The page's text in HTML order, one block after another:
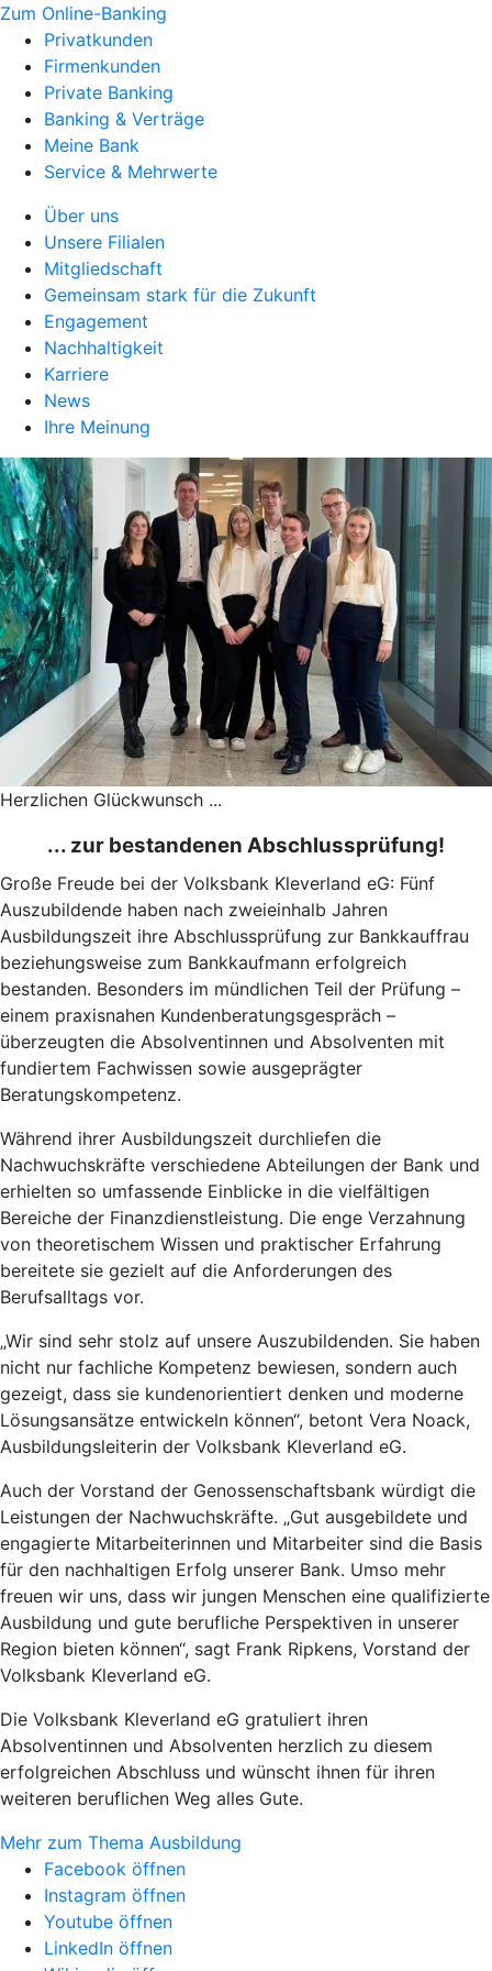
Zum Online-Banking
Privatkunden
Firmenkunden
Private Banking
Banking & Verträge
Meine Bank
Service & Mehrwerte
Über uns
Unsere Filialen
Mitgliedschaft
Gemeinsam stark für die Zukunft
Engagement
Nachhaltigkeit
Karriere
News
Ihre Meinung
Herzlichen Glückwunsch ...
... zur bestandenen Abschlussprüfung!
Große Freude bei der Volksbank Kleverland eG: Fünf
Auszubildende haben nach zweieinhalb Jahren
Ausbildungszeit ihre Abschlussprüfung zur Bankkauffrau
beziehungsweise zum Bankkaufmann erfolgreich
bestanden. Besonders im mündlichen Teil der Prüfung –
einem praxisnahen Kundenberatungsgespräch –
überzeugten die Absolventinnen und Absolventen mit
fundiertem Fachwissen sowie ausgeprägter
Beratungskompetenz.
Während ihrer Ausbildungszeit durchliefen die
Nachwuchskräfte verschiedene Abteilungen der Bank und
erhielten so umfassende Einblicke in die vielfältigen
Bereiche der Finanzdienstleistung. Die enge Verzahnung
von theoretischem Wissen und praktischer Erfahrung
bereitete sie gezielt auf die Anforderungen des
Berufsalltags vor.
„Wir sind sehr stolz auf unsere Auszubildenden. Sie haben
nicht nur fachliche Kompetenz bewiesen, sondern auch
gezeigt, dass sie kundenorientiert denken und moderne
Lösungsansätze entwickeln können“, betont Vera Noack,
Ausbildungsleiterin der Volksbank Kleverland eG.
Auch der Vorstand der Genossenschaftsbank würdigt die
Leistungen der Nachwuchskräfte. „Gut ausgebildete und
engagierte Mitarbeiterinnen und Mitarbeiter sind die Basis
für den nachhaltigen Erfolg unserer Bank. Umso mehr
freuen wir uns, dass wir jungen Menschen eine qualifizierte
Ausbildung und gute berufliche Perspektiven in unserer
Region bieten können“, sagt Frank Ripkens, Vorstand der
Volksbank Kleverland eG.
Die Volksbank Kleverland eG gratuliert ihren
Absolventinnen und Absolventen herzlich zu diesem
erfolgreichen Abschluss und wünscht ihnen für ihren
weiteren beruflichen Weg alles Gute.
Mehr zum Thema Ausbildung
Facebook öffnen
Instagram öffnen
Youtube öffnen
LinkedIn öffnen